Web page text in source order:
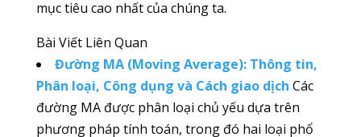
mục tiêu cao nhất của chúng ta.
Bài Viết Liên Quan
Đường MA (Moving Average): Thông tin,
Phân loại, Công dụng và Cách giao dịch Các
đường MA được phân loại chủ yếu dựa trên
phương pháp tính toán, trong đó hai loại phổ